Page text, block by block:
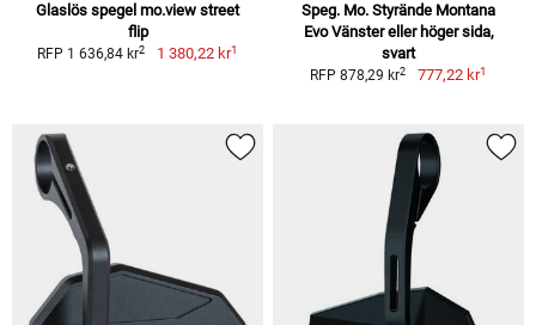
Glaslös spegel mo.view street
flip
RFP 1 636,84 kr2 1 380,22 kr1
Speg. Mo. Styrände Montana
Evo Vänster eller höger sida,
svart
RFP 878,29 kr2 777,22 kr1